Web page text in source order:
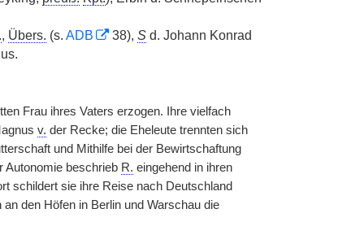
, Übers. (s. ADB 38), Sd. Johann Konrad
Frau ihres Vaters erzogen. Ihre vielfach
v. der Recke; die Eheleute trennten sich
und Mithilfe bei der Bewirtschaftung
Autonomie beschrieb R. eingehend in ihren
schildert sie ihre Reise nach Deutschland
den Höfen in Berlin und Warschau die